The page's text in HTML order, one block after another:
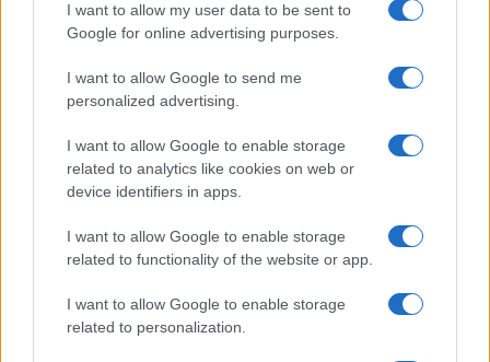
I want to allow my user data to be sent to
Google for online advertising purposes.
I want to allow Google to send me
personalized advertising.
I want to allow Google to enable storage
related to analytics like cookies on web or
device identifiers in apps.
I want to allow Google to enable storage
related to functionality of the website or app.
I want to allow Google to enable storage
related to personalization.
Ray Cooney: Család ellen nincs orvosság
(Súgólyuk
Örkény István:Tóték(Lendva, Szlovénia)
Shakespeare:
Pyramus és Thsibe
Pápakovácsi) ? karikás előadás, szabadtéren
Shakespeare:Hamlet(Janus Egyetemi Színház, Pécs)
A szélkötő Kalamona
Színházi Műhely, Pápa) ? tűzszínházi produkció
Diana Son: Halak(Prospero Színkör, Székesfehérvár)
Csehov:Komédiák(Körmendi Kastélyszínház Társulat)
Kiss Csaba:De mi lett a nővel?